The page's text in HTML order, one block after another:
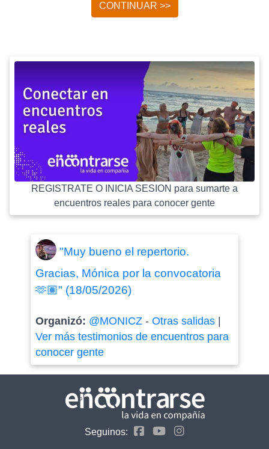
CONTINUAR >>
REGISTRATE O INICIA SESION para sumarte a
encuentros reales para conocer gente
"Muy bueno el repertorio.
Gracias, Mónica por la convocatoria
🫶🏽" (18/05/2026)
Organizó: @MONICZ- Otras salidas|
Ver más testimonios de encuentros para
conocer gente
Seguinos: